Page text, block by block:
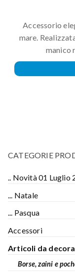
Accessorio
mare.
manico
CATEGORIE
.. Novità 01 Luglio
... Natale
... Pasqua
Accessori
Articoli da
Borse, zaini e